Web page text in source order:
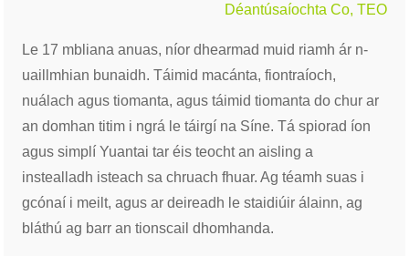
Déantúsaíochta Co, TEO
Le 17 mbliana anuas, níor dhearmad muid riamh ár n-
uaillmhian bunaidh. Táimid macánta, fiontraíoch,
nuálach agus tiomanta, agus táimid tiomanta do chur ar
an domhan titim i ngrá le táirgí na Síne. Tá spiorad íon
agus simplí Yuantai tar éis teocht an aisling a
instealladh isteach sa chruach fhuar. Ag téamh suas i
gcónaí i meilt, agus ar deireadh le staidiúir álainn, ag
bláthú ag barr an tionscail dhomhanda.